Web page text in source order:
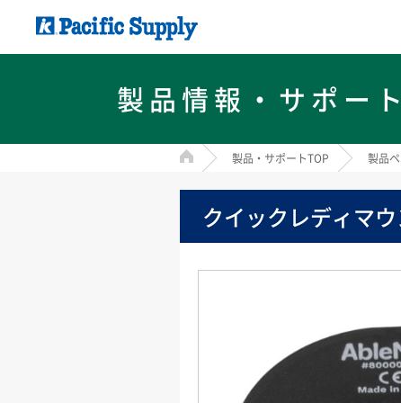
製品情報・サポート
HOME 製品・サポートTOP 製品
クイックレディマ